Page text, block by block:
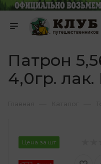
Патрон
4,0гр.
Цена за шт